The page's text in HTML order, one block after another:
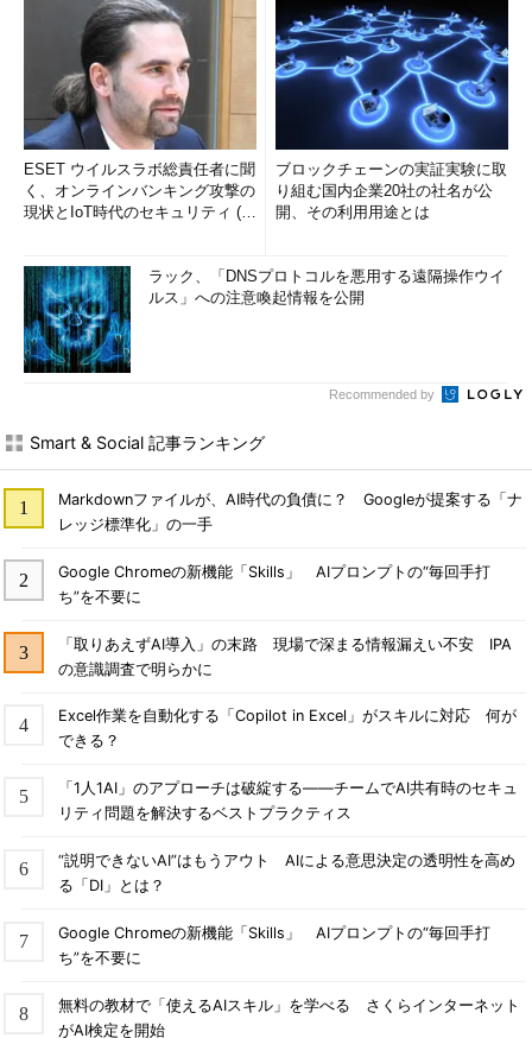
ESET ウイルスラボ総責任者に聞
く、オンラインバンキング攻撃の
現状とIoT時代のセキュリティ (1/
ブロックチェーンの実証実験に取
り組む国内企業20社の社名が公
開、その利用用途とは
ラック、「DNSプロトコルを悪用する遠隔操作ウイ
ルス」への注意喚起情報を公開
Recommended by
Smart & Social 記事ランキング
Markdownファイルが、AI時代の負債に？ Googleが提案する「ナ
レッジ標準化」の一手
Google Chromeの新機能「Skills」 AIプロンプトの“毎回手打
ち”を不要に
「取りあえずAI導入」の末路 現場で深まる情報漏えい不安 IPA
の意識調査で明らかに
Excel作業を自動化する「Copilot in Excel」がスキルに対応 何が
できる？
「1人1AI」のアプローチは破綻する――チームでAI共有時のセキュ
リティ問題を解決するベストプラクティス
“説明できないAI”はもうアウト AIによる意思決定の透明性を高め
る「DI」とは？
Google Chromeの新機能「Skills」 AIプロンプトの“毎回手打
ち”を不要に
無料の教材で「使えるAIスキル」を学べる さくらインターネット
がAI検定を開始